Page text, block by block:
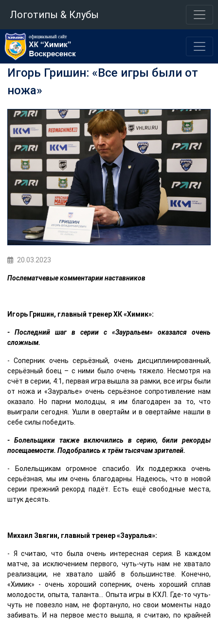
Логотипы & Клубы
Игорь Гришин: «Все игры были от
ножа»
20.03.2023
Послематчевые комментарии наставников
Игорь Гришин, главный тренер ХК «Химик»:
- Последний шаг в серии с «Зауральем» оказался очень
сложным.
- Соперник очень серьёзный, очень дисциплинированный,
серьёзный боец – с ними было очень тяжело. Несмотря на
счёт в серии, 4:1, первая игра вышла за рамки, все игры были
от ножа и «Зауралье» очень серьёзное сопротивление нам
оказало. Но парни молодцы, я им благодарен за то, что
выиграли сегодня. Ушли в овертайм и в овертайме нашли в
себе силы победить.
- Болельщики также включились в серию, били рекорды
посещаемости. Подобрались к трём тысячам зрителей.
- Болельщикам огромное спасибо. Их поддержка очень
серьёзная, мы им очень благодарны. Надеюсь, что в новой
серии прежний рекорд падёт. Есть ещё свободные места,
штук десять.
Михаил Звягин, главный тренер «Зауралья»:
- Я считаю, что была очень интересная серия. В каждом
матче, за исключением первого, чуть-чуть нам не хватало
реализации, не хватало шайб в большинстве. Конечно,
«Химик» - очень хороший соперник, очень хороший сплав
молодости, опыта, таланта… Опыта игры в КХЛ. Где-то чуть-
чуть не повезло нам, не фортануло, но свои моменты надо
забивать. И на первое место вышла, я считаю, по крайней